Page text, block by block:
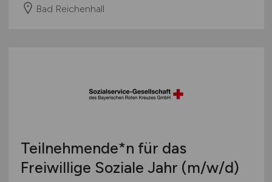
Bad Reichenhall
Teilnehmende*n für das
Freiwillige Soziale Jahr (m/w/d)